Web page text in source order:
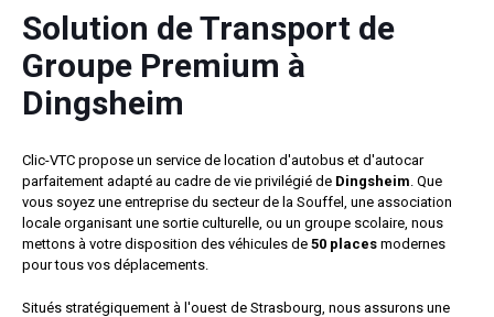
Solution de Transport de
Groupe Premium à
Dingsheim
Clic-VTC propose un service de location d'autobus et d'autocar
parfaitement adapté au cadre de vie privilégié de Dingsheim . Que
vous soyez une entreprise du secteur de la Souffel, une association
locale organisant une sortie culturelle, ou un groupe scolaire, nous
mettons à votre disposition des véhicules de 50 places modernes
pour tous vos déplacements.
Situés stratégiquement à l'ouest de Strasbourg, nous assurons une